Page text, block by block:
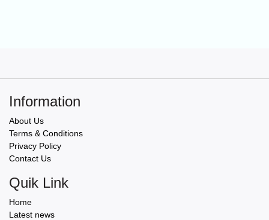
Information
About Us
Terms & Conditions
Privacy Policy
Contact Us
Quik Link
Home
Latest news